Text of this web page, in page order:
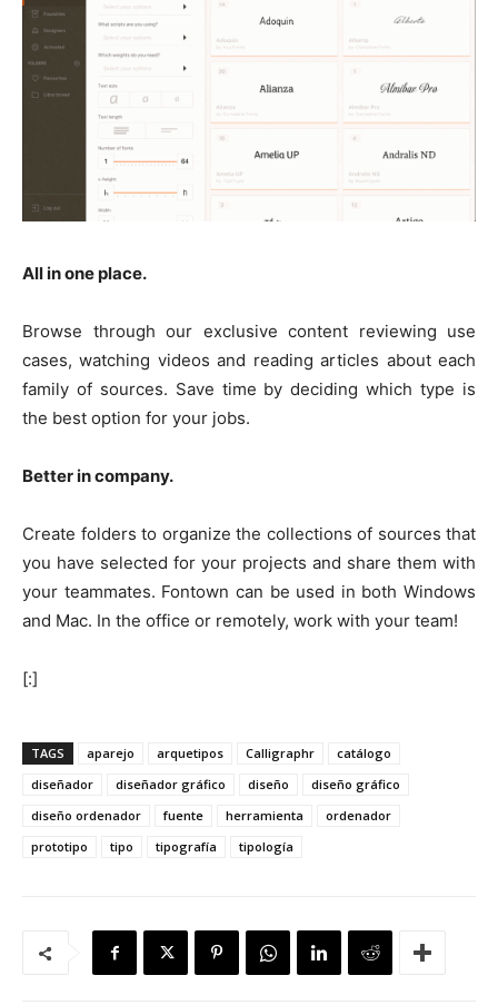
All in one place.
Browse through our exclusive content reviewing use
cases, watching videos and reading articles about each
family of sources. Save time by deciding which type is
the best option for your jobs.
Better in company.
Create folders to organize the collections of sources that
you have selected for your projects and share them with
your teammates. Fontown can be used in both Windows
and Mac. In the office or remotely, work with your team!
[:]
TAGS aparejo arquetipos Calligraphr
catálogo
diseñador
diseñador gráfico diseño
diseño gráfico
diseño ordenador
fuente herramienta
ordenador
prototipo
tipo tipografía tipología